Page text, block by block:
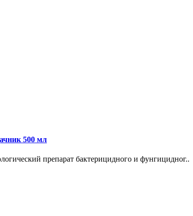
500 мл
препарат бактерицидного и фунгицидног..